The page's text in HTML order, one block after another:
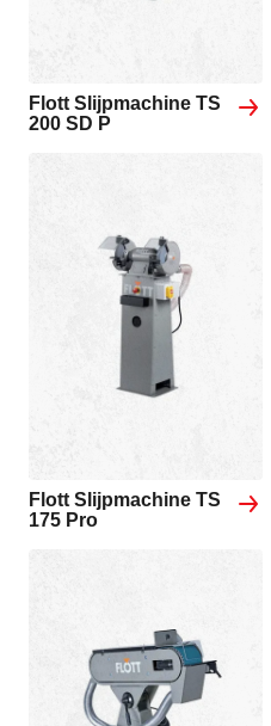
Flott Slijpmachine TS
200 SD P
Flott Slijpmachine TS
175 Pro